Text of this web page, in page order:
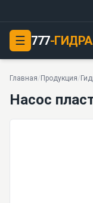
☰ 777-ГИДРА
Главная/ Продукция/
Насос
Насос